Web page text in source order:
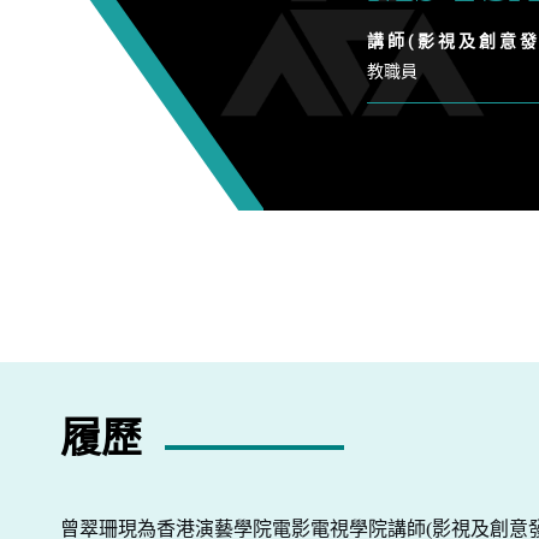
講 師 ( 影 視 及 創 意
教職員
履歷
曾翠珊現為香港演藝學院電影電視學院講師(影視及創意